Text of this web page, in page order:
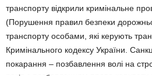
транспорту відкрили кримінальне
(Порушення правил безпеки
транспорту особами, які керують
Кримінального кодексу України.
покарання – позбавлення волі на